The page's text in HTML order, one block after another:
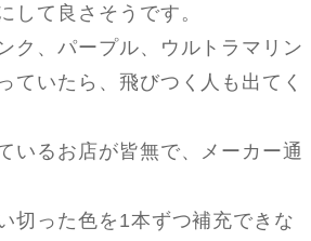
して良さそうです。
ク、パープル、ウルトラマリン
ていたら、飛びつく人も出てく
いるお店が皆無で、メーカー通
切った色を1本ずつ補充できな